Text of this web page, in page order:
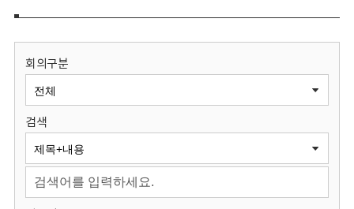
보
원
회
회의구분
검색